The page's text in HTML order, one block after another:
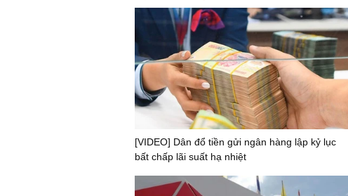
[VIDEO] Dân đổ tiền gửi ngân hàng lập kỷ lục
bất chấp lãi suất hạ nhiệt